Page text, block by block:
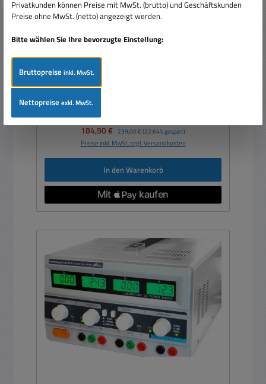
Regelbares Labornetzgerät Doppelnetzteil 2x 0-
30V 3A 180W 4xLCD
Verkaufspreis:
184,90 € Regulärer Preis:
239,00 € (22.64% gespart)
Preise inkl. MwSt. zzgl. Versandkosten
In den Warenkorb
Privatkunden können Preise mit MwSt. (brutto) und Geschäftskunden
Preise ohne MwSt. (netto) angezeigt werden.
Bitte wählen Sie Ihre bevorzugte Einstellung:
Bruttopreiseinkl. MwSt.
Nettopreiseexkl. MwSt.